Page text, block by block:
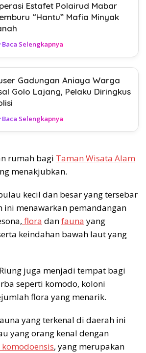
Estafet Polairud Mabar
“Hantu” Mafia Minyak
Selengkapnya
Gadungan Aniaya Warga
Golo Lajang, Pelaku Diringkus
Selengkapnya
rumah bagi Taman Wisata Alam
menakjubkan.
kecil dan besar yang tersebar
ini menawarkan pemandangan
flora danfauna yang
keindahan bawah laut yang
juga menjadi tempat bagi
seperti komodo, koloni
flora yang menarik.
yang terkenal di daerah ini
yang orang kenal dengan
, yang merupakan